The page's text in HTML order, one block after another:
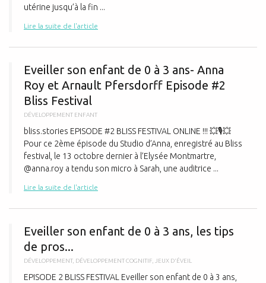
utérine jusqu’à la fin ...
Lire la suite de l'article
Eveiller son enfant de 0 à 3 ans- Anna
Roy et Arnault Pfersdorff Episode #2
Bliss Festival
DÉVELOPPEMENT ENFANT
bliss.stories EPISODE #2 BLISS FESTIVAL ONLINE !!! 💥🎙️💥
Pour ce 2ème épisode du Studio d’Anna, enregistré au Bliss
festival, le 13 octobre dernier à l’Elysée Montmartre,
@anna.roy a tendu son micro à Sarah, une auditrice ...
Lire la suite de l'article
Eveiller son enfant de 0 à 3 ans, les tips
de pros...
DÉVELOPPEMENT, DÉVELOPPEMENT COGNITIF JEUX D'ÉVEIL
EPISODE 2 BLISS FESTIVAL Eveiller son enfant de 0 à 3 ans,